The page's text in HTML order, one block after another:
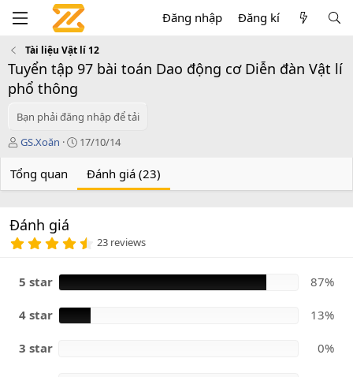
Đăng nhập Đăng kí
Tài liệu Vật lí 12
Tuyển tập 97 bài toán Dao động cơ Diễn đàn Vật lí
phổ thông
Bạn phải đăng nhập để tải
T
c
GS.Xoăn
C
n
17/10/14
Tổng quan Đánh giá (23)
Đánh giá
4
7
s
23 reviews
5 star 87%
4 star 13%
3 star 0%